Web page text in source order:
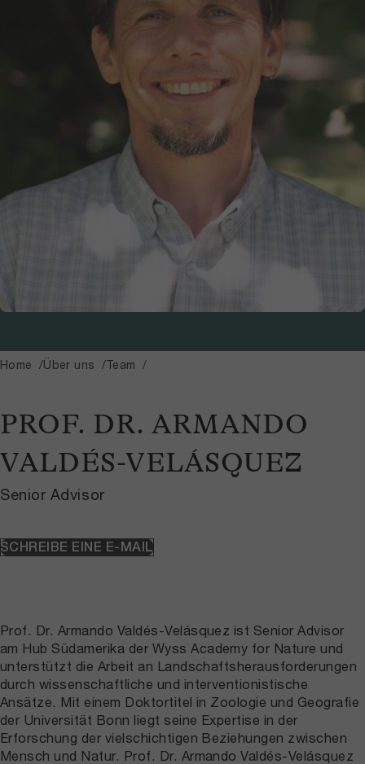
Home Über uns Team
PROF. DR. ARMANDO
VALDÉS-VELÁSQUEZ
Senior Advisor
SCHREIBE EINE E-MAIL
Prof. Dr. Armando Valdés-Velásquez ist Senior Advisor
am Hub Südamerika der Wyss Academy for Nature und
unterstützt die Arbeit an Landschaftsherausforderungen
durch wissenschaftliche und interventionistische
Ansätze. Mit einem Doktortitel in Zoologie und Geografie
der Universität Bonn liegt seine Expertise in der
Erforschung der vielschichtigen Beziehungen zwischen
Mensch und Natur. Prof. Dr. Armando Valdés-Velásquez